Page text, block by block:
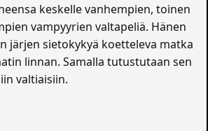
keskelle vanhempien, toinen
vampyyrien valtapeliä. Hänen
järjen sietokykyä koetteleva matka
linnan. Samalla tutustutaan sen
valtiaisiin.